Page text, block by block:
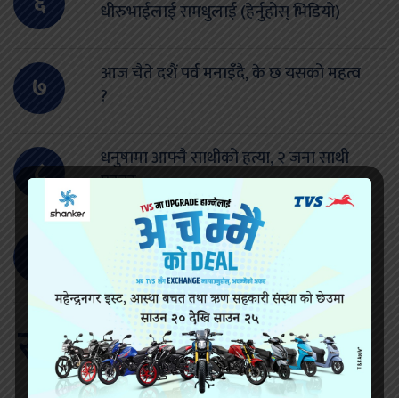
धीरुभाईलाई रामधुलाई (हेर्नुहोस् भिडियो)
७
आज चैते दशैं पर्व मनाइँदै, के छ यसको महत्व
?
८
धनुषामा आफ्नै साथीको हत्या, २ जना साथी
पक्राउ
यस कारण पक्राउ परे लक्ष्मी साह
सम्बन्धित खवर